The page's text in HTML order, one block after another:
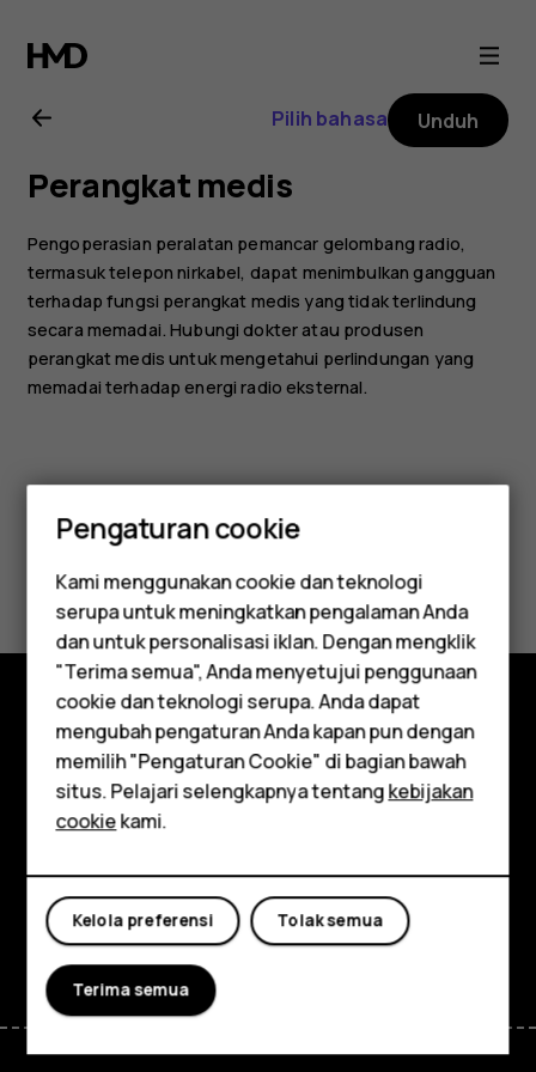
Buku
petunjuk
Nokia
105
(2019)
Smartphone
Feature phones
Aksesori
Tablet
Pilih bahasa Unduh
Perangkat medis
Pengoperasian peralatan pemancar gelombang radio,
termasuk telepon nirkabel, dapat menimbulkan gangguan
terhadap fungsi perangkat medis yang tidak terlindung
secara memadai. Hubungi dokter atau produsen
perangkat medis untuk mengetahui perlindungan yang
memadai terhadap energi radio eksternal.
Apakah ini membantu?
Ya Tidak
Jelajahi
Tentang
Planet and people
FacebookInstagram
TiktokYoutubeLinkedinDiscord
Pengaturan cookie
Kami menggunakan cookie dan teknologi
serupa untuk meningkatkan pengalaman Anda
dan untuk personalisasi iklan. Dengan mengklik
"Terima semua", Anda menyetujui penggunaan
cookie dan teknologi serupa. Anda dapat
mengubah pengaturan Anda kapan pun dengan
memilih "Pengaturan Cookie" di bagian bawah
situs. Pelajari selengkapnya tentangkebijakan
cookiekami.
Tolak semua
Kelola preferensi
Terima semua